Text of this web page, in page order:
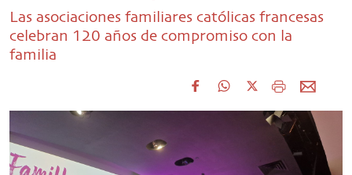
Las asociaciones familiares católicas francesas
celebran 120 años de compromiso con la
familia